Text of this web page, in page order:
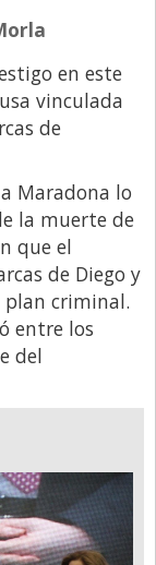
en este
vinculada
de
Maradona lo
la muerte de
que el
de Diego y
criminal.
entre los
del